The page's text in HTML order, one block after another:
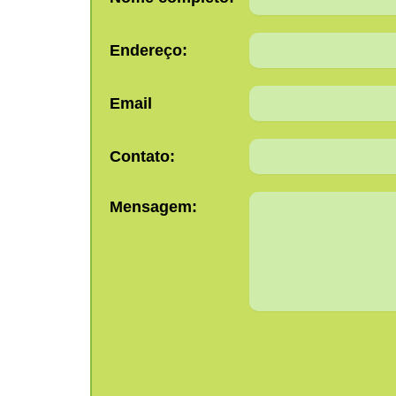
Endereço:
Email
Contato:
Mensagem: